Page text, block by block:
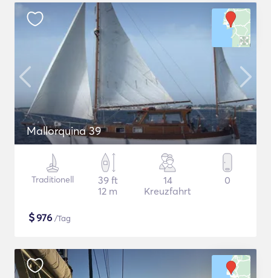
Mallorquina 39
Traditionell
39 ft
12 m
14
Kreuzfahrt
0
$976 /Tag